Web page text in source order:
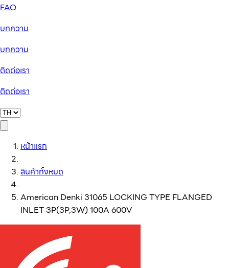
FAQ
บทความ
บทความ
ติดต่อเรา
ติดต่อเรา
หน้าแรก
สินค้าทั้งหมด
American Denki 31065 LOCKING TYPE FLANGED
INLET 3P(3P,3W) 100A 600V